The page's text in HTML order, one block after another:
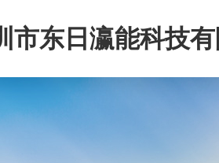
市东日瀛能科技